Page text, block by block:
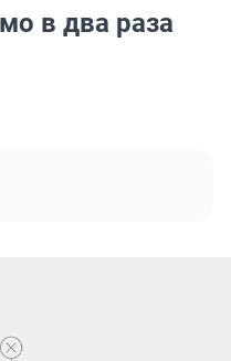
в два раза